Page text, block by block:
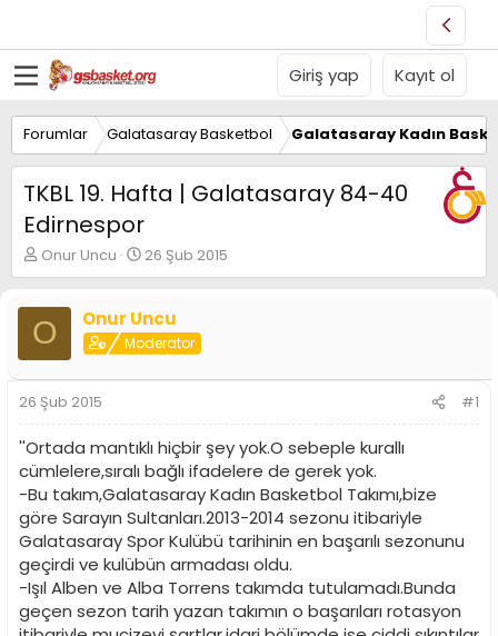
Giriş yap Kayıt ol
Forumlar Galatasaray Basketbol Galatasaray Kadın
TKBL 19. Hafta | Galatasaray 84-40
Edirnespor
K
o
u
B
a
ş
a
t
a
n
Onur Uncu
B
a
l
a
n
g
a
r
i
h
i
26 Şub 2015
O Onur Uncu
Moderator
26 Şub 2015 #1
''Ortada mantıklı hiçbir şey yok.O sebeple kurallı
cümlelere,sıralı bağlı ifadelere de gerek yok.
-Bu takım,Galatasaray Kadın Basketbol Takımı,bize
göre Sarayın Sultanları.2013-2014 sezonu itibariyle
Galatasaray Spor Kulübü tarihinin en başarılı sezonunu
geçirdi ve kulübün armadası oldu.
-Işıl Alben ve Alba Torrens takımda tutulamadı.Bunda
geçen sezon tarih yazan takımın o başarıları rotasyon